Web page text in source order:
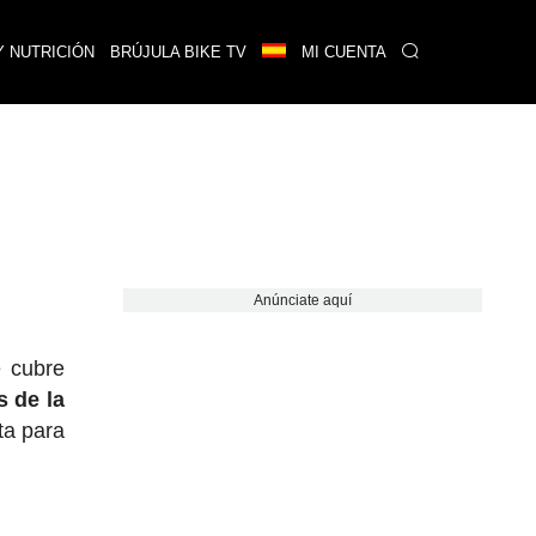
NUTRICIÓN BRÚJULA BIKE TV MI CUENTA
cubre
de la
para
Anúnciate aquí